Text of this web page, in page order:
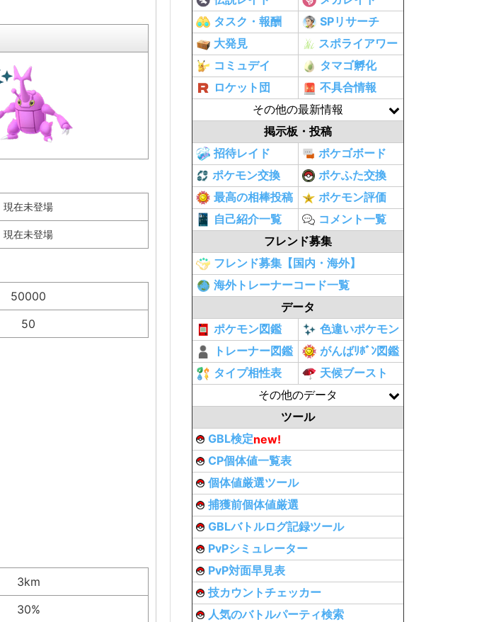
現在未登場
現在未登場
50000
50
3km
30%
タスク・報酬
SPリサーチ
大発見
スポライアワー
コミュデイ
タマゴ孵化
ロケット団
不具合情報
その他の最新情報
掲示板・投稿
招待レイド
ポケゴボード
ポケモン交換
ポケふた交換
最高の相棒投稿
ポケモン評価
自己紹介一覧
コメント一覧
フレンド募集
フレンド募集【国内・海外】
海外トレーナーコード一覧
データ
ポケモン図鑑
色違いポケモン
トレーナー図鑑
がんばﾘﾎﾞﾝ図鑑
タイプ相性表
天候ブースト
その他のデータ
ツール
GBL検定new!
CP個体値一覧表
個体値厳選ツール
捕獲前個体値厳選
GBLバトルログ記録ツール
PvPシミュレーター
PvP対面早見表
技カウントチェッカー
人気のバトルパーティ検索